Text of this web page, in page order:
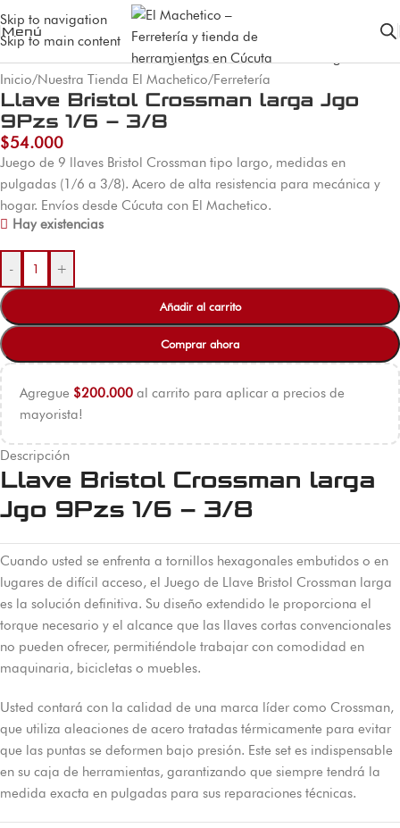
Skip to navigation
Skip to main content
Menú
Inicio/Nuestra Tienda El Machetico/Ferretería
Llave Bristol Crossman larga Jgo
9Pzs 1/6 – 3/8
$54.000
Juego de 9 llaves Bristol Crossman tipo largo, medidas en
pulgadas (1/6 a 3/8). Acero de alta resistencia para mecánica y
hogar. Envíos desde Cúcuta con El Machetico.
Hay existencias
- +
Añadir al carrito
Comprar ahora
Agregue $200.000 al carrito para aplicar a precios de
mayorista!
Descripción
Llave Bristol Crossman larga
Jgo 9Pzs 1/6 – 3/8
Cuando usted se enfrenta a tornillos hexagonales embutidos o en
lugares de difícil acceso, el Juego de Llave Bristol Crossman larga
es la solución definitiva. Su diseño extendido le proporciona el
torque necesario y el alcance que las llaves cortas convencionales
no pueden ofrecer, permitiéndole trabajar con comodidad en
maquinaria, bicicletas o muebles.
Usted contará con la calidad de una marca líder como Crossman,
que utiliza aleaciones de acero tratadas térmicamente para evitar
que las puntas se deformen bajo presión. Este set es indispensable
en su caja de herramientas, garantizando que siempre tendrá la
medida exacta en pulgadas para sus reparaciones técnicas.